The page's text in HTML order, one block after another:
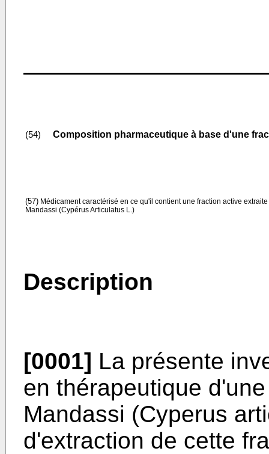
(54) Composition pharmaceutique à base d'une
(57) Médicament caractérisé en ce qu'il contient une fraction active
Mandassi (Cypérus Articulatus L.)
Description
[0001] La présente
en thérapeutique
Mandassi (Cyperus
d'extraction de cette